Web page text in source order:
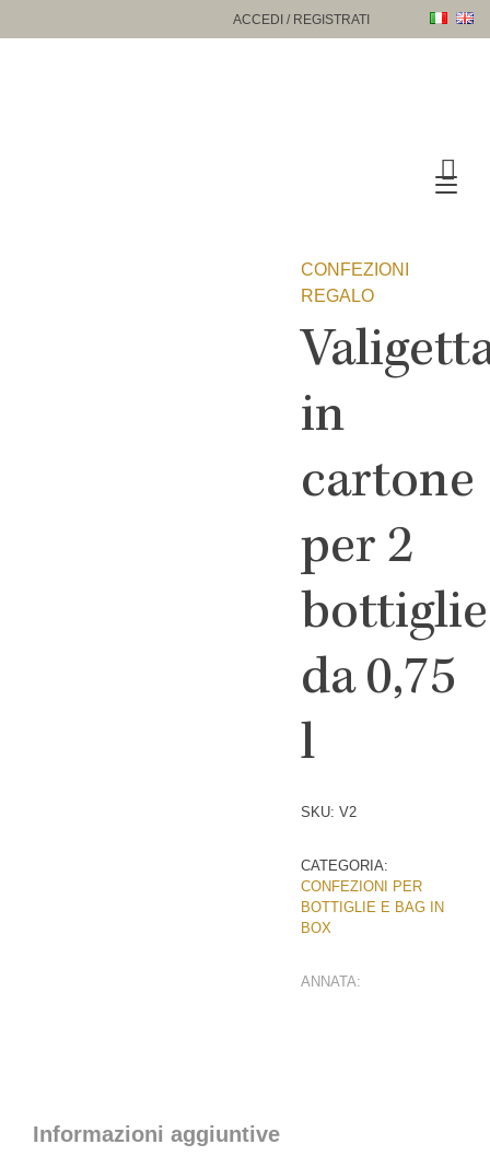
al
ACCEDI / REGISTRATI
CONFEZIONI
REGALO
in
cartone
per 2
bottiglie
da 0,75
l
SKU:V2
CATEGORIA:
CONFEZIONI PER
BOTTIGLIE E BAG IN
BOX
ANNATA:
Informazioni aggiuntive